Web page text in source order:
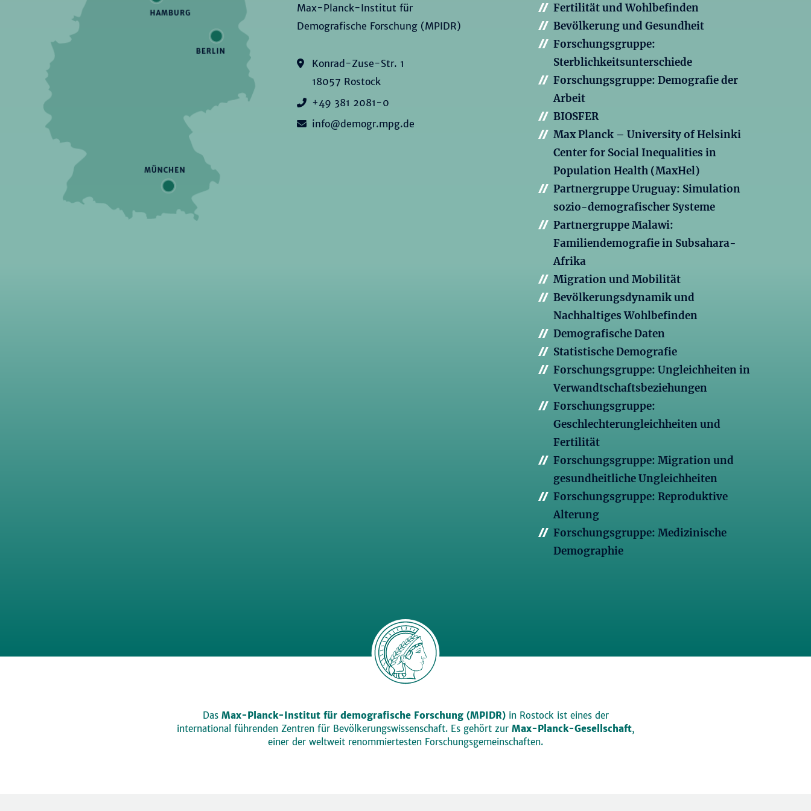
Max-Planck-Institut für
Demografische Forschung (MPIDR)
Konrad-Zuse-Str. 1
18057 Rostock
+49 381 2081-0
info@demogr.mpg.de
Fertilität und Wohlbefinden
Bevölkerung und Gesundheit
Forschungsgruppe:
Sterblichkeitsunterschiede
Forschungsgruppe: Demografie der
Arbeit
BIOSFER
Max Planck – University of Helsinki
Center for Social Inequalities in
Population Health (MaxHel)
Partnergruppe Uruguay: Simulation
sozio-demografischer Systeme
Partnergruppe Malawi:
Familiendemografie in Subsahara-
Afrika
Migration und Mobilität
Bevölkerungsdynamik und
Nachhaltiges Wohlbefinden
Demografische Daten
Statistische Demografie
Forschungsgruppe: Ungleichheiten in
Verwandtschaftsbeziehungen
Forschungsgruppe:
Geschlechterungleichheiten und
Fertilität
Forschungsgruppe: Migration und
gesundheitliche Ungleichheiten
Forschungsgruppe: Reproduktive
Alterung
Forschungsgruppe: Medizinische
Demographie
Das Max-Planck-Institut für demografische Forschung (MPIDR)in Rostock ist eines der
international führenden Zentren für Bevölkerungswissenschaft. Es gehört zur Max-Planck-Gesellschaft,
einer der weltweit renommiertesten Forschungsgemeinschaften.